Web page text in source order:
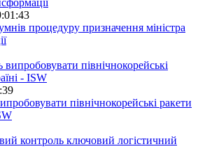
процедуру призначення міністра
північнокорейські ракети